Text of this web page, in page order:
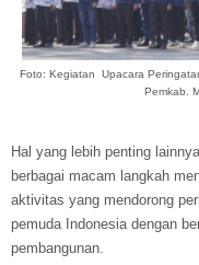
Foto: Kegiatan Upacara
Pemkab.
Hal yang lebih penting
berbagai macam langkah
aktivitas yang mendorong
pemuda Indonesia dengan
pembangunan.